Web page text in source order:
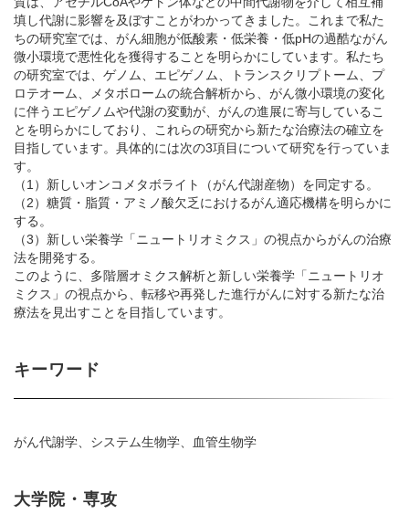
填し代謝に影響を及ぼすことがわかってきました。これまで私た
ちの研究室では、がん細胞が低酸素・低栄養・低pHの過酷ながん
微小環境で悪性化を獲得することを明らかにしています。私たち
の研究室では、ゲノム、エピゲノム、トランスクリプトーム、プ
ロテオーム、メタボロームの統合解析から、がん微小環境の変化
に伴うエピゲノムや代謝の変動が、がんの進展に寄与しているこ
とを明らかにしており、これらの研究から新たな治療法の確立を
目指しています。具体的には次の3項目について研究を行っていま
す。
（1）新しいオンコメタボライト（がん代謝産物）を同定する。
（2）糖質・脂質・アミノ酸欠乏におけるがん適応機構を明らかに
する。
（3）新しい栄養学「ニュートリオミクス」の視点からがんの治療
法を開発する。
このように、多階層オミクス解析と新しい栄養学「ニュートリオ
ミクス」の視点から、転移や再発した進行がんに対する新たな治
療法を見出すことを目指しています。
キーワード
がん代謝学、システム生物学、血管生物学
大学院・専攻